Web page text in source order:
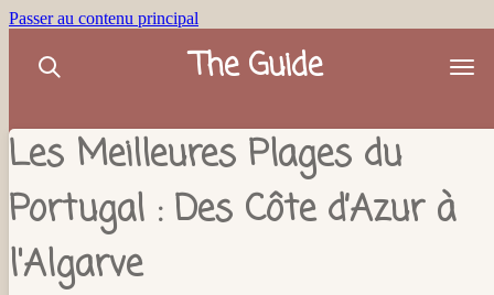
Passer au contenu principal
The Guide
Les Meilleures Plages du
Portugal : Des Côte d’Azur à
l'Algarve